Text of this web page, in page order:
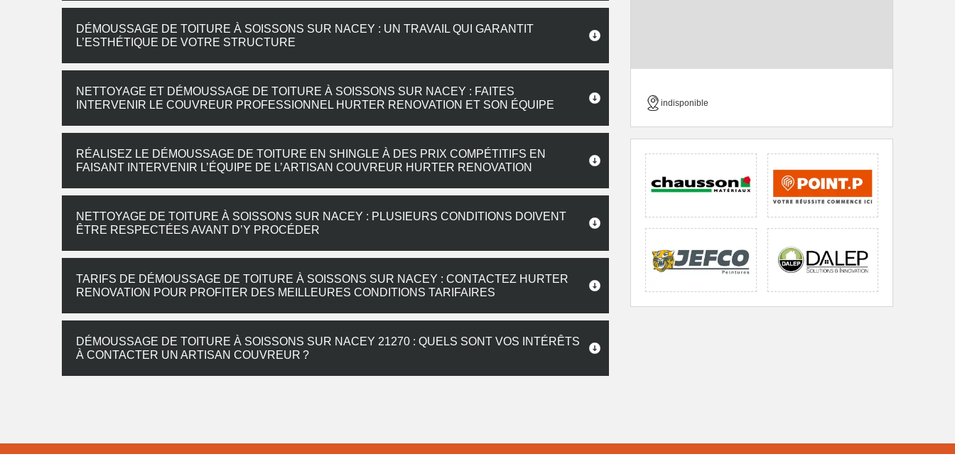
DÉMOUSSAGE DE TOITURE À SOISSONS SUR NACEY : UN TRAVAIL QUI GARANTIT
L’ESTHÉTIQUE DE VOTRE STRUCTURE
NETTOYAGE ET DÉMOUSSAGE DE TOITURE À SOISSONS SUR NACEY : FAITES
INTERVENIR LE COUVREUR PROFESSIONNEL HURTER RENOVATION ET SON ÉQUIPE
RÉALISEZ LE DÉMOUSSAGE DE TOITURE EN SHINGLE À DES PRIX COMPÉTITIFS EN
FAISANT INTERVENIR L’ÉQUIPE DE L’ARTISAN COUVREUR HURTER RENOVATION
NETTOYAGE DE TOITURE À SOISSONS SUR NACEY : PLUSIEURS CONDITIONS DOIVENT
ÊTRE RESPECTÉES AVANT D’Y PROCÉDER
TARIFS DE DÉMOUSSAGE DE TOITURE À SOISSONS SUR NACEY : CONTACTEZ HURTER
RENOVATION POUR PROFITER DES MEILLEURES CONDITIONS TARIFAIRES
DÉMOUSSAGE DE TOITURE À SOISSONS SUR NACEY 21270 : QUELS SONT VOS INTÉRÊTS
À CONTACTER UN ARTISAN COUVREUR ?
indisponible